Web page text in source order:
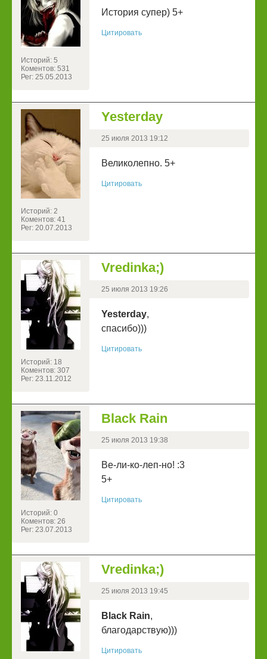
Историй: 5
Коментов: 531
Рег: 25.05.2013
История супер) 5+
Цитировать
Историй: 2
Коментов: 41
Рег: 20.07.2013
Yesterday
25 июля 2013 19:12
Великолепно. 5+
Цитировать
Историй: 18
Коментов: 307
Рег: 23.11.2012
Vredinka;)
25 июля 2013 19:26
Yesterday,
спасибо)))
Цитировать
Историй: 0
Коментов: 26
Рег: 23.07.2013
Black Rain
25 июля 2013 19:38
Ве-ли-ко-леп-но! :3
5+
Цитировать
Vredinka;)
25 июля 2013 19:45
Black Rain,
благодарствую)))
Цитировать